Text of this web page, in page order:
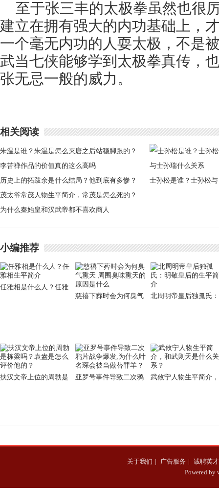
至于张三丰的太极拳虽然也很
建立在拥有强大的内功基础上，
一个毫无内功的人耍太极，不是
武当七侠能够学到太极拳真传，
张无忌一般的威力。
相关阅读
朱温是谁？朱温是怎么灭唐之后站稳脚跟的？
李苦禅作品的价值真的这么高吗
历史上的拓跋余是什么结局？他到底有多惨？
茂太爷常茂人物生平简介，常茂是怎么死的？
为什么秦始皇和汉武帝都不喜欢商人
士孙松是谁？士孙松与
小编推荐
任雅相是什么人？任雅
慈禧下葬时会为何臭气
北周明帝皇后独孤氏：
扶汉文帝上位的周勃是
亚罗号事件导致二次鸦
武攸宁人物生平简介，
关于我们 | 广告服务 | 诚聘英才
Powered by